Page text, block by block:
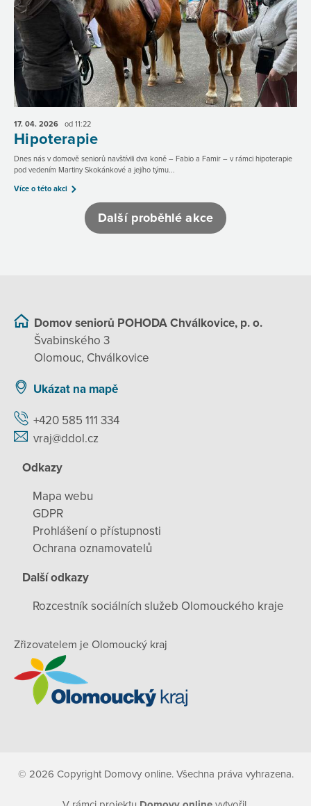
17. 04. 2026 od 11:22
Hipoterapie
Dnes nás v domově seniorů navštívili dva koně – Fabio a Famir – v rámci hipoterapie
pod vedením Martiny Skokánkové a jejího týmu...
Více o této akci
Další proběhlé akce
Domov seniorů POHODA Chválkovice, p. o.
Švabinského 3
Olomouc, Chválkovice
Ukázat na mapě
+420 585 111 334
vraj@ddol.cz
Odkazy
Mapa webu
GDPR
Prohlášení o přístupnosti
Ochrana oznamovatelů
Další odkazy
Rozcestník sociálních služeb Olomouckého kraje
Zřizovatelem je Olomoucký kraj
© 2026 Copyright Domovy online. Všechna práva vyhrazena.